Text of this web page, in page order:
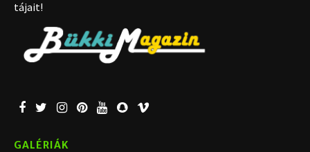
tájait!
GALÉRIÁK